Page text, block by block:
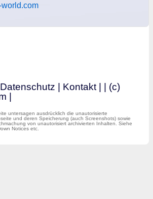
Datenschutz | Kontakt| | (c)
|
untersagen ausdrücklich die unautorisierte
und deren Speicherung (auch Screenshots) sowie
von unautorisiert archivierten Inhalten. Siehe
Notices etc.